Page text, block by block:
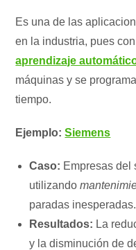
Es una de las
en la industria, pues
aprendizaje
máquinas y se
tiempo.
Ejemplo:Siemens
Caso: Empresas del
utilizando
paradas inesperadas.
Resultados: La
y la disminución de